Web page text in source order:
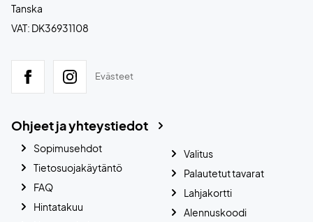
Tanska
VAT: DK36931108
Evästeet
Ohjeet ja yhteystiedot
Sopimusehdot
Tietosuojakäytäntö
FAQ
Hintatakuu
Valitus
Palautetut tavarat
Lahjakortti
Alennuskoodi